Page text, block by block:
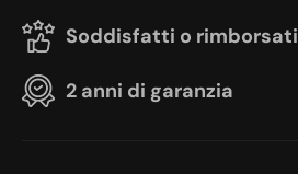
Soddisfatti o rimborsati
2 anni di garanzia